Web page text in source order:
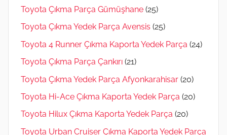
Toyota Çıkma Parça Gümüşhane (25)
Toyota Çıkma Yedek Parça Avensis (25)
Toyota 4 Runner Çıkma Kaporta Yedek Parça (24)
Toyota Çıkma Parça Çankırı (21)
Toyota Çıkma Yedek Parça Afyonkarahisar (20)
Toyota Hi-Ace Çıkma Kaporta Yedek Parça (20)
Toyota Hilux Çıkma Kaporta Yedek Parça (20)
Toyota Urban Cruiser Çıkma Kaporta Yedek Parça